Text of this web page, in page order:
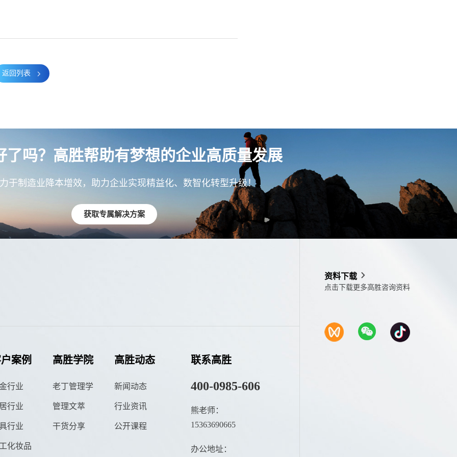
返回列表
了吗？高胜帮助有梦想的企业高质量发展
于制造业降本增效，助力企业实现精益化、数智化转型升级！
获取专属解决方案
案例
行业
行业
行业
化妆品
高胜学院
老丁管理学
管理文萃
干货分享
高胜动态
新闻动态
行业资讯
公开课程
联系高胜
400-0985-606
熊老师：
15363690665
办公地址：
资料下载
点击下载更多高胜咨询资料